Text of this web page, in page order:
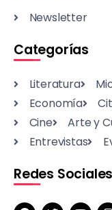
Newsletter
Categorías
Literatura
Economía
Cine
Arte y
Entrevistas
Redes Sociales